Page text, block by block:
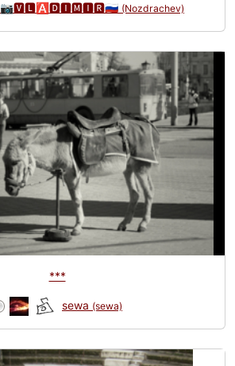
📷🆅🅻🅰🅳🅸🅼🅸🆁🇷🇺 (Nozdrachev)
***
sewa (sewa)